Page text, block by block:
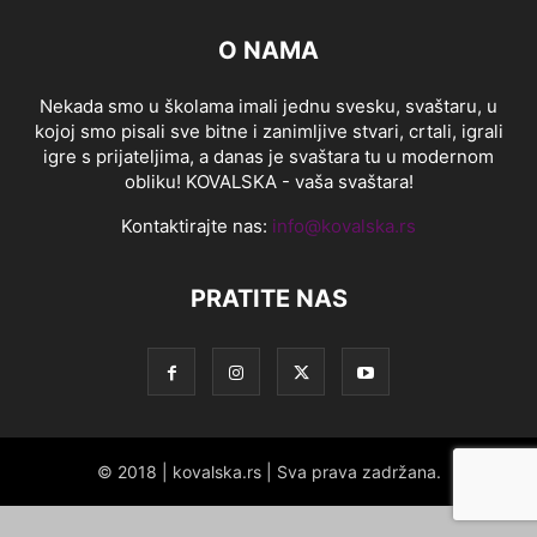
O NAMA
Nekada smo u školama imali jednu svesku, svaštaru, u
kojoj smo pisali sve bitne i zanimljive stvari, crtali, igrali
igre s prijateljima, a danas je svaštara tu u modernom
obliku! KOVALSKA - vaša svaštara!
Kontaktirajte nas: info@kovalska.rs
PRATITE NAS
© 2018 | kovalska.rs | Sva prava zadržana.